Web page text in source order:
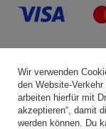
Wir verwenden
den Website-
arbeiten hierfür mit
akzeptieren“, damit
werden können. Du